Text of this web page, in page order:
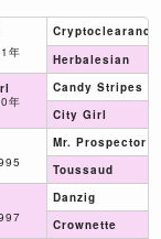
年
年
Cryptoclearance
Herbalesian
Candy Stripes
City Girl
Mr. Prospector
Toussaud
Danzig
Crownette